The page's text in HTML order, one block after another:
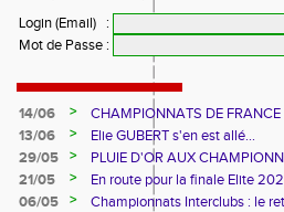
Login (Email)
:
Mot de Passe :
14/06 >
CHAMPIONNATS DE
13/06
>
Elie GUBERT s'en est allé...
29/05
>
PLUIE D'OR AUX
21/05
>
En route pour la finale Elite
06/05
>
Championnats Interclubs : le